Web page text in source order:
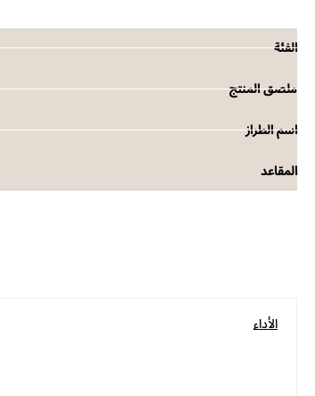
الفئة
ملصق المنتج
اسم الطراز
المقاعد
الأداء